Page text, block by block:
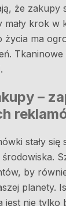
że zakupy
mały krok w
ma
–
stały się
by
planety.
jest nie tylko